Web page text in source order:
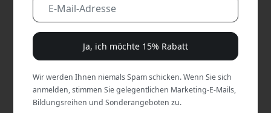
ST-858
Ja, ich möchte 15% Rabatt
Wir werden Ihnen niemals Spam schicken. Wenn Sie sich
anmelden, stimmen Sie gelegentlichen Marketing-E-Mails,
Bildungsreihen und Sonderangeboten zu.